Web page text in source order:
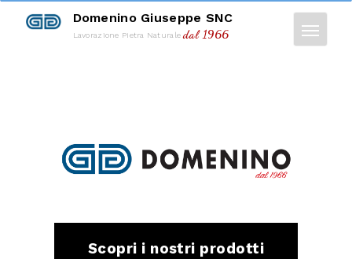
Domenino Giuseppe SNC
Lavorazione Pietra Naturaledal 1966
Scopri i nostri prodotti